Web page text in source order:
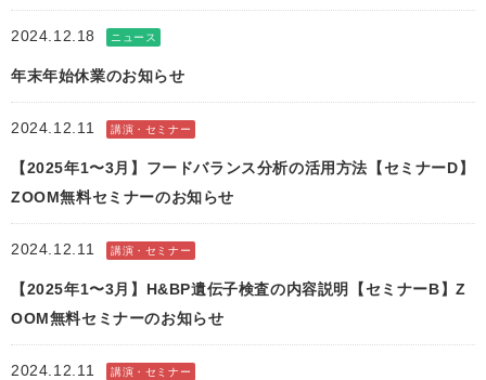
2024.12.18 ニュース
年末年始休業のお知らせ
2024.12.11 講演・セミナー
【2025年1〜3月】フードバランス分析の活用方法【セミナーD】
ZOOM無料セミナーのお知らせ
2024.12.11 講演・セミナー
【2025年1〜3月】H&BP遺伝子検査の内容説明【セミナーB】Z
OOM無料セミナーのお知らせ
2024.12.11 講演・セミナー